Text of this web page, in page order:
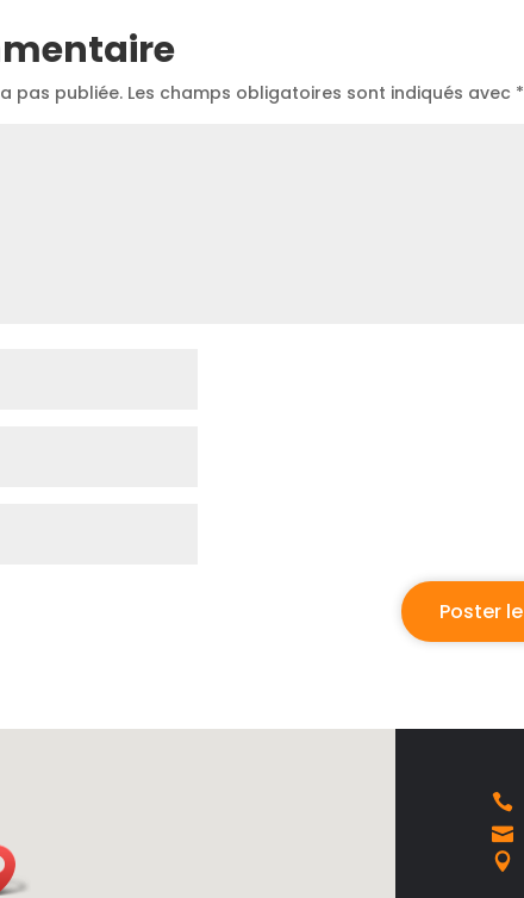
pas publiée. Les champs obligatoires sont indiqués avec *